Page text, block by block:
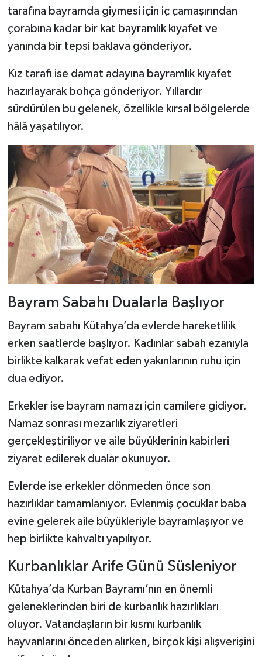
tarafına bayramda giymesi için iç çamaşırından
çorabına kadar bir kat bayramlık kıyafet ve
yanında bir tepsi baklava gönderiyor.
Kız tarafı ise damat adayına bayramlık kıyafet
hazırlayarak bohça gönderiyor. Yıllardır
sürdürülen bu gelenek, özellikle kırsal bölgelerde
hâlâ yaşatılıyor.
Bayram Sabahı Dualarla Başlıyor
Bayram sabahı Kütahya’da evlerde hareketlilik
erken saatlerde başlıyor. Kadınlar sabah ezanıyla
birlikte kalkarak vefat eden yakınlarının ruhu için
dua ediyor.
Erkekler ise bayram namazı için camilere gidiyor.
Namaz sonrası mezarlık ziyaretleri
gerçekleştiriliyor ve aile büyüklerinin kabirleri
ziyaret edilerek dualar okunuyor.
Evlerde ise erkekler dönmeden önce son
hazırlıklar tamamlanıyor. Evlenmiş çocuklar baba
evine gelerek aile büyükleriyle bayramlaşıyor ve
hep birlikte kahvaltı yapılıyor.
Kurbanlıklar Arife Günü Süsleniyor
Kütahya’da Kurban Bayramı’nın en önemli
geleneklerinden biri de kurbanlık hazırlıkları
oluyor. Vatandaşların bir kısmı kurbanlık
hayvanlarını önceden alırken, birçok kişi alışverişini
Yaşam